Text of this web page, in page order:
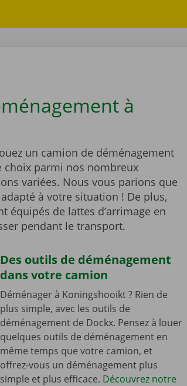
à
un camion de déménagement
choix parmi nos nombreux
variées. Nous vous parions que
à votre situation ! De plus,
équipés de lattes d’arrimage en
pendant le transport.
Des outils de déménagement
dans votre camion
Déménager à Koningshooikt ? Rien de
plus simple, avec les outils de
déménagement de Dockx. Pensez à louer
quelques outils de déménagement en
même temps que votre camion, et
offrez-vous un déménagement plus
simple et plus efficace. Découvrez notre